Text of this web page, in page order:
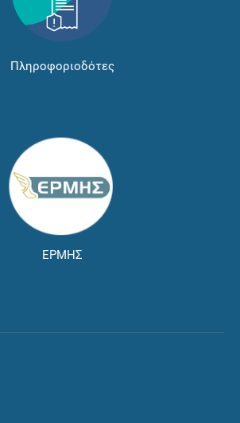
Πληροφοριοδότες
ΕΡΜΗΣ